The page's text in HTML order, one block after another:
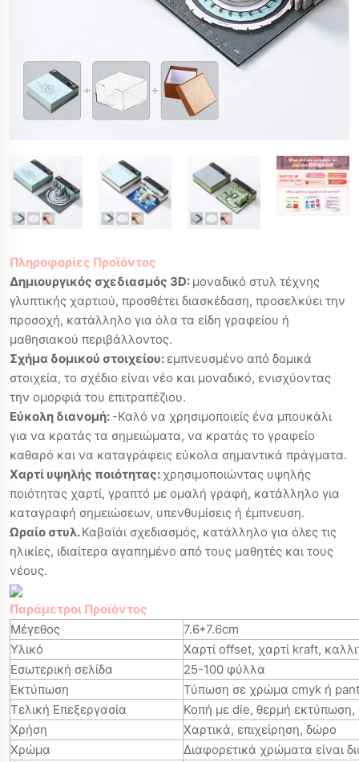
Πληροφορίες Προϊόντος
Δημιουργικός σχεδιασμός 3D: μοναδικό στυλ τέχνης
γλυπτικής χαρτιού, προσθέτει διασκέδαση, προσελκύει την
προσοχή, κατάλληλο για όλα τα είδη γραφείου ή
μαθησιακού περιβάλλοντος.
Σχήμα δομικού στοιχείου: εμπνευσμένο από δομικά
στοιχεία, το σχέδιο είναι νέο και μοναδικό, ενισχύοντας
την ομορφιά του επιτραπέζιου.
Εύκολη διανομή: -Καλό να χρησιμοποιείς ένα μπουκάλι
για να κρατάς τα σημειώματα, να κρατάς το γραφείο
καθαρό και να καταγράφεις εύκολα σημαντικά πράγματα.
Χαρτί υψηλής ποιότητας:χρησιμοποιώντας υψηλής
ποιότητας χαρτί, γραπτό με ομαλή γραφή, κατάλληλο για
καταγραφή σημειώσεων, υπενθυμίσεις ή έμπνευση.
Ωραίο στυλ.Καβαϊάι σχεδιασμός, κατάλληλο για όλες τις
ηλικίες, ιδιαίτερα αγαπημένο από τους μαθητές και τους
νέους.
Παράμετροι Προϊόντος
Μέγεθος
7.6*7.6cm
Υλικό
Χαρτί offset, χαρτί kraft,
Εσωτερική σελίδα
25-100 φύλλα
Εκτύπωση
Τύπωση σε χρώμα cmyk ή
Τελική Επεξεργασία
Κοπή με die, θερμή
Χρήση
Χαρτικά, επιχείρηση, δώρο
Χρώμα
Διαφορετικά χρώματα είναι